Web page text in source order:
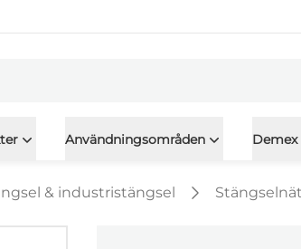
Användningsområden Demex
& industristängsel Stängselnät